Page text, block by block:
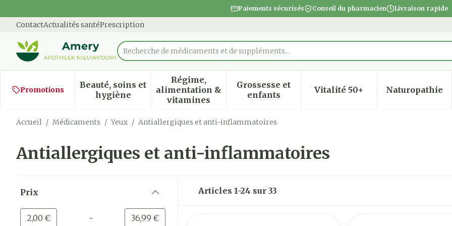
Paiements sécurisés Conseil du pharmacien Livraison rapide
ContactActualités santéPrescription
Rechercher
Recherche de médicam
Promotions
Beauté, soins et
hygièneAfficher le sous-menu pour la catégorie Beauté, soins et hygiène
Régime,
alimentation &
vitamines
Afficher le sous-menu pour la catégorie Régime,
Grossesse et
enfantsAfficher le sous-menu pour la catégorie
Vitalité 50+Afficher le sous-menu
Naturopathie
Afficher
Accueil / Médicaments / Yeux / Antiallergiques et anti-inflammatoires
Antiallergiques et anti-inflammatoires
Prix
Valeur minimale
2,00 € - Valeur maximale
36,99 €
Articles 1-24 sur 33